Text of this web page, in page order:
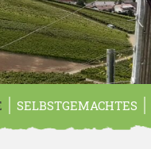
SELBSTGEMACHTES